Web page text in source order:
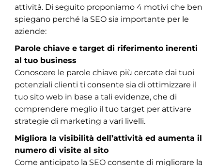
attività. Di seguito proponiamo 4 motivi che ben
spiegano perché la SEO sia importante per le
aziende:
Parole chiave e target di riferimento inerenti
al tuo business
Conoscere le parole chiave più cercate dai tuoi
potenziali clienti ti consente sia di ottimizzare il
tuo sito web in base a tali evidenze, che di
comprendere meglio il tuo target per attivare
strategie di marketing a vari livelli.
Migliora la visibilità dell’attività ed aumenta il
numero di visite al sito
Come anticipato la SEO consente di migliorare la